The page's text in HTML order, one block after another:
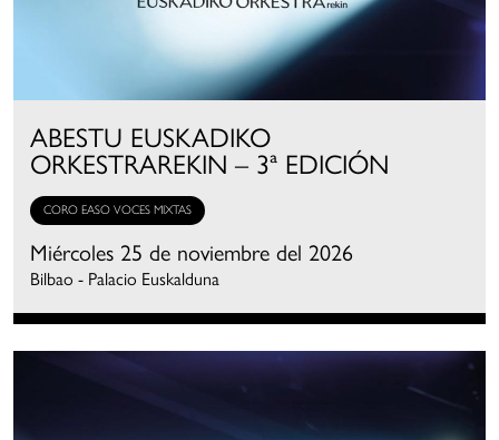
ABESTU EUSKADIKO
ORKESTRAREKIN – 3ª EDICIÓN
CORO EASO VOCES MIXTAS
Miércoles 25 de noviembre del 2026
Bilbao - Palacio Euskalduna